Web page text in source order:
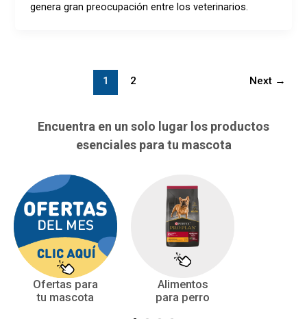
genera gran preocupación entre los veterinarios.
1 2 Next →
Encuentra en un solo lugar los productos
esenciales para tu mascota
Ofertas para
tu mascota
Alimentos
para perro